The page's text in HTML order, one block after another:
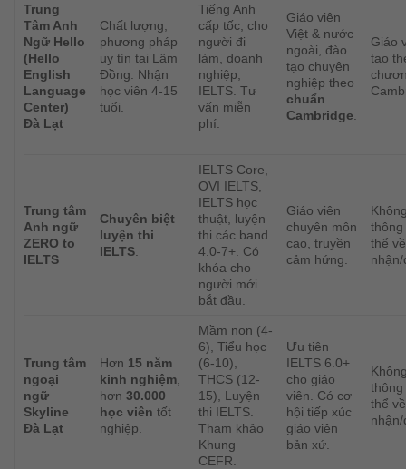
Trung
Tâm Anh
Ngữ Hello
(Hello
English
Language
Center)
Đà Lạt
Chất lượng,
phương pháp
uy tín tại Lâm
Đồng. Nhận
học viên 4-15
tuổi.
Tiếng Anh
cấp tốc, cho
người đi
làm, doanh
nghiệp,
IELTS. Tư
vấn miễn
phí.
Giáo viên
Việt & nước
ngoài, đào
tạo chuyên
nghiệp theo
chuẩn
Cambridge
Giáo
tạo
Trung tâm
Anh ngữ
ZERO to
IELTS
Chuyên biệt
luyện thi
IELTS
IELTS Core,
OVI IELTS,
IELTS học
thuật, luyện
thi các band
4.0-7+. Có
khóa cho
người mới
bắt đầu.
Giáo viên
chuyên môn
cao, truyền
cảm hứng.
thể
Trung tâm
ngoại
ngữ
Skyline
Đà Lạt
Hơn 15 năm
kinh nghiệm
hơn30.000
học viên tốt
nghiệp.
Mầm non (4-
6), Tiểu học
(6-10),
THCS (12-
15), Luyện
thi IELTS.
Tham khảo
Khung
CEFR.
Ưu tiên
IELTS 6.0+
cho giáo
viên. Có cơ
hội tiếp xúc
giáo viên
bản xứ.
thể